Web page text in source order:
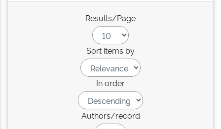
Results/Page
Sort items by
In order
Authors/record